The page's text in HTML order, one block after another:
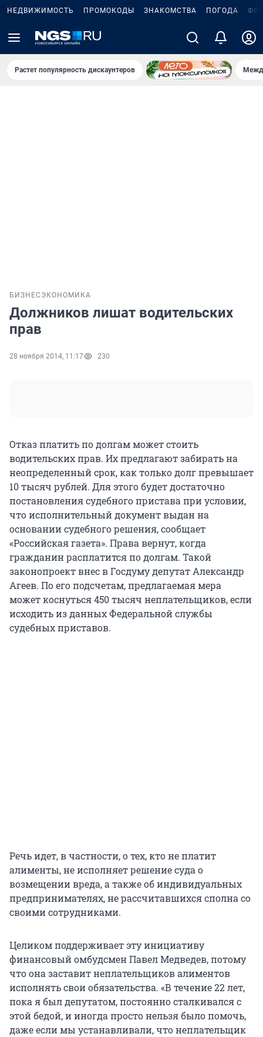
НЕДВИЖИМОСТЬ ПРОМОКОДЫ ЗНАКОМСТВА ПОГОДА
Растет популярность дискаунтеров
БИЗНЕС ЭКОНОМИКА
Должников лишат водительских
прав
28 ноября 2014, 11:17 230
Отказ платить по долгам может стоить
водительских прав. Их предлагают забирать на
неопределенный срок, как только долг превышает
10 тысяч рублей. Для этого будет достаточно
постановления судебного пристава при условии,
что исполнительный документ выдан на
основании судебного решения, сообщает
«Российская газета». Права вернут, когда
гражданин расплатится по долгам. Такой
законопроект внес в Госдуму депутат Александр
Агеев. По его подсчетам, предлагаемая мера
может коснуться 450 тысяч неплательщиков, если
исходить из данных Федеральной службы
судебных приставов.
Речь идет, в частности, о тех, кто не платит
алименты, не исполняет решение суда о
возмещении вреда, а также об индивидуальных
предпринимателях, не рассчитавшихся сполна со
своими сотрудниками.
Целиком поддерживает эту инициативу
финансовый омбудсмен Павел Медведев, потому
что она заставит неплательщиков алиментов
исполнять свои обязательства. «В течение 22 лет,
пока я был депутатом, постоянно сталкивался с
этой бедой, и иногда просто нельзя было помочь,
даже если мы устанавливали, что неплательщик